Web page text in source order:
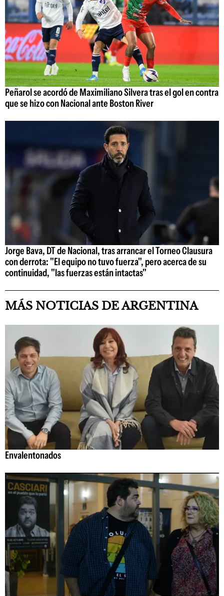
Peñarol se acordó de Maximiliano Silvera tras el gol en contra
que se hizo con Nacional ante Boston River
Jorge Bava, DT de Nacional, tras arrancar el Torneo Clausura
con derrota: "El equipo no tuvo fuerza", pero acerca de su
continuidad, "las fuerzas están intactas"
MÁS NOTICIAS DE ARGENTINA
Envalentonados